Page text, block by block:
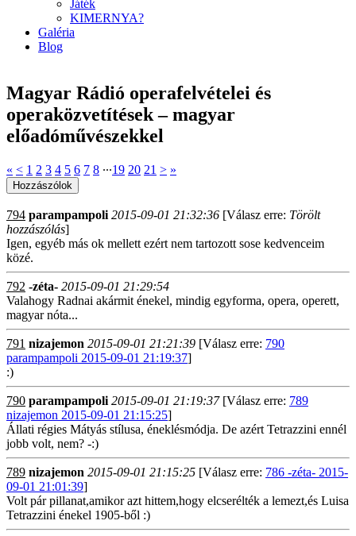
Játék
KIMERNYA?
Galéria
Blog
Magyar Rádió operafelvételei és
operaközvetítések – magyar
előadóművészekkel
« < 1 2 3 4 5 6 7 8 ∙∙∙19 20 21 > »
794 parampampoli 2015-09-01 21:32:36 [Válasz erre: Törölt
hozzászólás]
Igen, egyéb más ok mellett ezért nem tartozott sose kedvenceim
közé.
792 -zéta- 2015-09-01 21:29:54
Valahogy Radnai akármit énekel, mindig egyforma, opera, operett,
magyar nóta...
791 nizajemon 2015-09-01 21:21:39 [Válasz erre: 790
parampampoli 2015-09-01 21:19:37]
:)
790 parampampoli 2015-09-01 21:19:37[Válasz erre: 789
nizajemon 2015-09-01 21:15:25]
Állati régies Mátyás stílusa, éneklésmódja. De azért Tetrazzini ennél
jobb volt, nem? -:)
789 nizajemon 2015-09-01 21:15:25 [Válasz erre: 786 -zéta- 2015-
09-01 21:01:39]
Volt pár pillanat,amikor azt hittem,hogy elcserélték a lemezt,és Luisa
Tetrazzini énekel 1905-ből :)